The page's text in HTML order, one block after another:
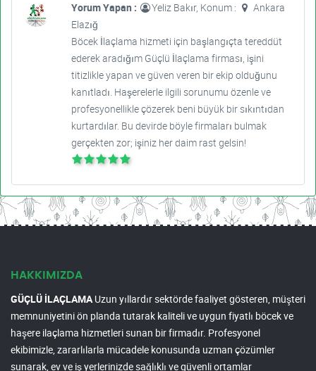
Yorum Yapan : Yeliz Bakır, Konum :
Ankara
Elazığ
Böcek İlaçlama hizmeti için başlangıçta tereddüt
ederek aradığım Güçlü İlaçlama firması, işini
titizlikle yapan ve güven veren bir ekip olduğunu
kanıtladı. Haşerelerle ilgili sorunumu özenle ve
profesyonellikle çözerek beni büyük bir sıkıntıdan
kurtardılar. Bu devirde böyle firmaları bulmak
gerçekten zor; işiniz her daim rast gelsin!
HAKKIMIZDA
GÜÇLÜ İLAÇLAMAUzun yıllardır sektörde faaliyet gösteren, müşteri
memnuniyetini ön planda tutarak kaliteli ve uygun fiyatlı böcek ve
haşere ilaçlama hizmetleri sunan bir firmadır. Profesyonel
ekibimizle, zararlılarla mücadele konusunda uzman çözümler
sunarak, ev ve iş yerlerinizde sağlıklı ve güvenli ortamlar